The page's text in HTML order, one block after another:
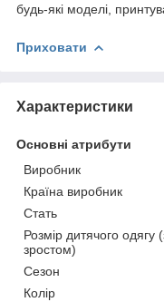
будь-які моделі,
Приховати
Характеристики
Основні атрибути
Виробник
Країна виробник
Стать
Розмір дитячого одягу
зростом)
Сезон
Колір